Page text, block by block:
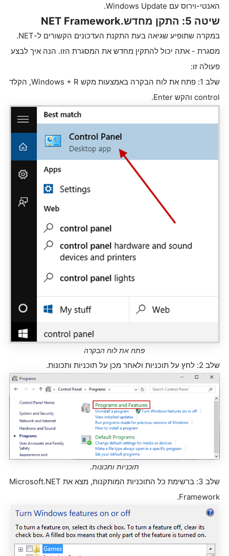
האנטי-וירוס עם Windows Update.
שיטה 5: התקן מחדש.NET Framework
במקרה שתופיע שגיאה בעת התקנת העדכונים הקשורים ל-NET.
מסגרת - אתה יכול להתקין מחדש את המסגרת הזו. הנה איך לבצע
פעולה זו:
שלב 1: פתח את לוח הבקרה באמצעות מקש Windows + R, הקלד
control והקש Enter.
פתח את לוח הבקרה
שלב 2: לחץ על תוכניות ולאחר מכן על תוכניות ותכונות.
תוכניות ותכונות.
שלב 3: ברשימת כל התוכניות המותקנות, מצא את Microsoft.NET
Framework.